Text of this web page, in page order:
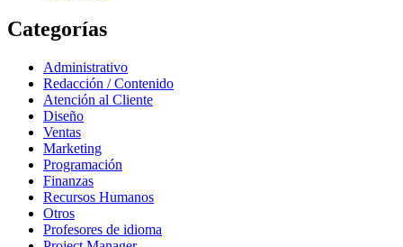
Categorías
Administrativo
Redacción / Contenido
Atención al Cliente
Diseño
Ventas
Marketing
Programación
Finanzas
Recursos Humanos
Otros
Profesores de idioma